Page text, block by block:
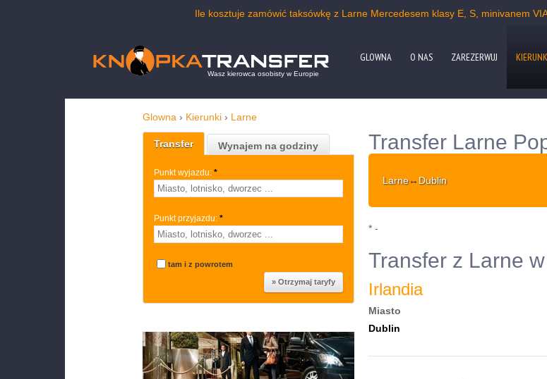
Ile kosztuje zamówić taksówkę z Larne Mercedesem klasy E, S, minivanem
Wasz kierowca osobisty w Europie
GLOWNA O NAS ZAREZERWUJ
Glowna › Kierunki › Larne
Transfer Wynajem na godziny
Punkt wyjazdu: *
Punkt przyjazdu: *
tam i z powrotem
Transfer Larne
Larne↔ Dublin
* -
Transfer z Larne
Irlandia
Miasto
Dublin